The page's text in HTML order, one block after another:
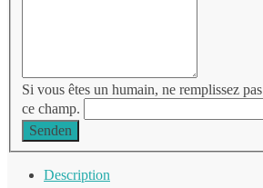
Si vous êtes un humain, ne remplissez pas
ce champ.
Senden
Description